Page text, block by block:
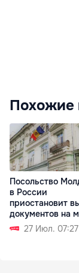
Похожие
Посольство
в России
приостановит
документов на
27 Июл. 07:27